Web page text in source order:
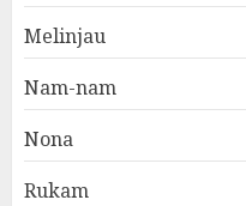
Melinjau
Nam-nam
Nona
Rukam